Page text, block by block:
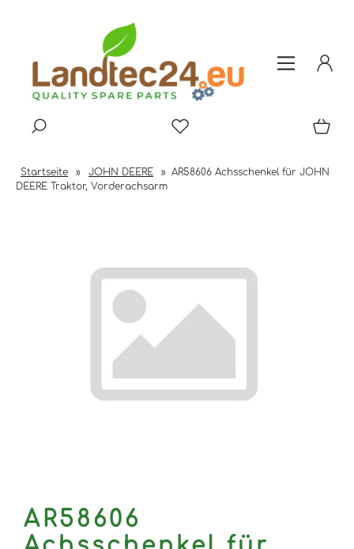
Startseite » JOHN DEERE » AR58606 Achsschenkel für JOHN
DEERE Traktor, Vorderachsarm
AR58606